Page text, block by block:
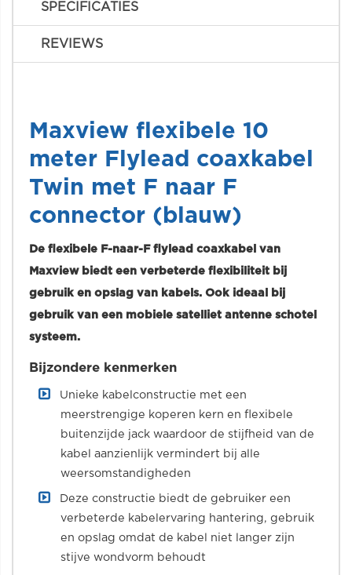
SPECIFICATIES
REVIEWS
Maxview flexibele 10
meter Flylead coaxkabel
Twin met F naar F
connector (blauw)
De flexibele F-naar-F flylead coaxkabel van
Maxview biedt een verbeterde flexibiliteit bij
gebruik en opslag van kabels. Ook ideaal bij
gebruik van een mobiele satelliet antenne schotel
systeem.
Bijzondere kenmerken
Unieke kabelconstructie met een
meerstrengige koperen kern en flexibele
buitenzijde jack waardoor de stijfheid van de
kabel aanzienlijk vermindert bij alle
weersomstandigheden
Deze constructie biedt de gebruiker een
verbeterde kabelervaring hantering, gebruik
en opslag omdat de kabel niet langer zijn
stijve wondvorm behoudt